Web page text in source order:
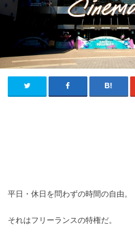
平日・休日を問わずの時間の自由。
それはフリーランスの特権だ。